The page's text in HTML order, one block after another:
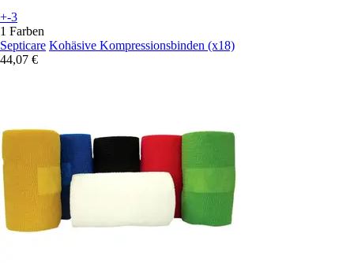
+-3
1 Farben
Septicare Kohäsive Kompressionsbinden (x18)
44,07 €